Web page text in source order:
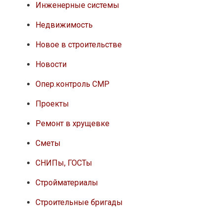
Инженерные системы
Недвижимость
Новое в строительстве
Новости
Опер.контроль СМР
Проекты
Ремонт в хрущевке
Сметы
СНИПы, ГОСТы
Стройматериалы
Строительные бригады